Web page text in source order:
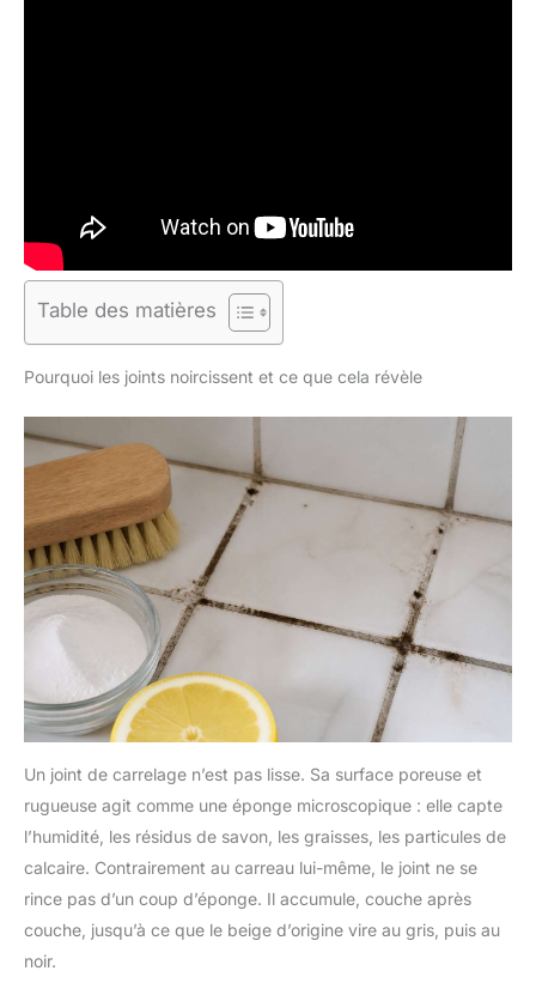
Table des matières
Pourquoi les joints noircissent et ce que cela révèle
Un joint de carrelage n’est pas lisse. Sa surface poreuse et
rugueuse agit comme une éponge microscopique : elle capte
l’humidité, les résidus de savon, les graisses, les particules de
calcaire. Contrairement au carreau lui-même, le joint ne se
rince pas d’un coup d’éponge. Il accumule, couche après
couche, jusqu’à ce que le beige d’origine vire au gris, puis au
noir.